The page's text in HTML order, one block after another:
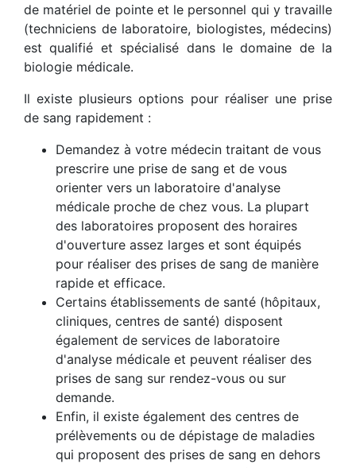
de matériel de pointe et le personnel qui y travaille
(techniciens de laboratoire, biologistes, médecins)
est qualifié et spécialisé dans le domaine de la
biologie médicale.
Il existe plusieurs options pour réaliser une prise
de sang rapidement :
Demandez à votre médecin traitant de vous
prescrire une prise de sang et de vous
orienter vers un laboratoire d'analyse
médicale proche de chez vous. La plupart
des laboratoires proposent des horaires
d'ouverture assez larges et sont équipés
pour réaliser des prises de sang de manière
rapide et efficace.
Certains établissements de santé (hôpitaux,
cliniques, centres de santé) disposent
également de services de laboratoire
d'analyse médicale et peuvent réaliser des
prises de sang sur rendez-vous ou sur
demande.
Enfin, il existe également des centres de
prélèvements ou de dépistage de maladies
qui proposent des prises de sang en dehors